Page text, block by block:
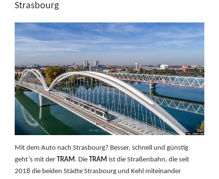
Strasbourg
Mit dem Auto nach Strasbourg? Besser, schnell und günstig
geht’s mit der TRAM. Die TRAM ist die Straßenbahn, die seit
2018 die beiden Städte Strasbourg und Kehl miteinander